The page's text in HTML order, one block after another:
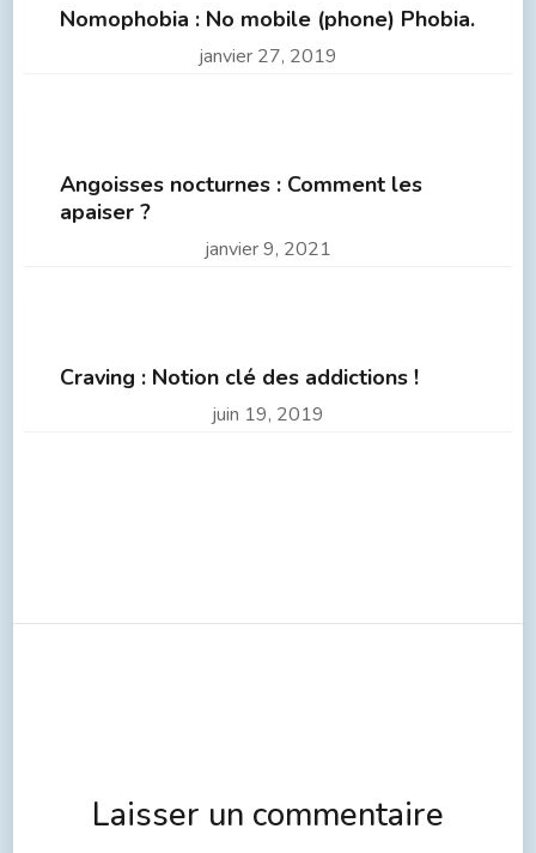
Nomophobia : No mobile (phone) Phobia.
janvier 27, 2019
Angoisses nocturnes : Comment les
apaiser ?
janvier 9, 2021
Craving : Notion clé des addictions !
juin 19, 2019
Laisser un commentaire